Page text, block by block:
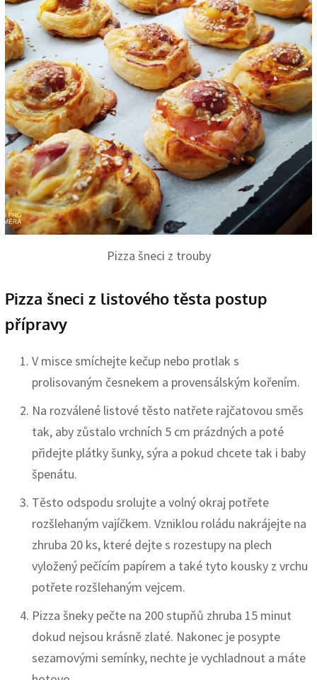
Pizza šneci z trouby
Pizza šneci z listového těsta postup
přípravy
V misce smíchejte kečup nebo protlak s
prolisovaným česnekem a provensálským kořením.
Na rozválené listové těsto natřete rajčatovou směs
tak, aby zůstalo vrchních 5 cm prázdných a poté
přidejte plátky šunky, sýra a pokud chcete tak i baby
špenátu.
Těsto odspodu srolujte a volný okraj potřete
rozšlehaným vajíčkem. Vzniklou roládu nakrájejte na
zhruba 20 ks, které dejte s rozestupy na plech
vyložený pečícím papírem a také tyto kousky z vrchu
potřete rozšlehaným vejcem.
Pizza šneky pečte na 200 stupňů zhruba 15 minut
dokud nejsou krásně zlaté. Nakonec je posypte
sezamovými semínky, nechte je vychladnout a máte